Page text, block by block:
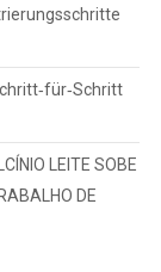
cidade”, diz
92 anos